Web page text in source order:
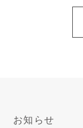
お知らせ